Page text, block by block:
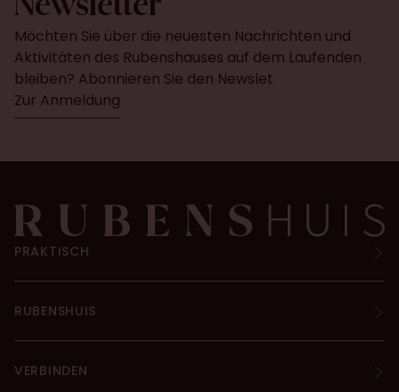
Möchten Sie über die neuesten Nachrichten und
Aktivitäten des Rubenshauses auf dem Laufenden
bleiben? Abonnieren Sie den Newslet
Zur Anmeldung
PRAKTISCH
RUBENSHUIS
VERBINDEN